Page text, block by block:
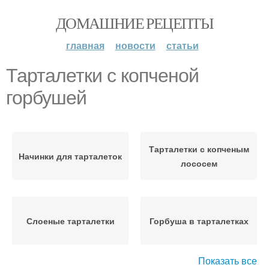
ДОМАШНИЕ РЕЦЕПТЫ
главная новости статьи
Тарталетки с копченой
горбушей
Начинки для тарталеток
Тарталетки с копченым
лососем
Слоеные тарталетки Горбуша в тарталетках
Показать все